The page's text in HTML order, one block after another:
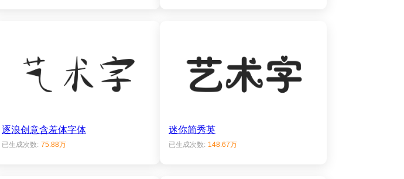
逐浪创意含羞体字体
已生成次数: 75.88万
迷你简秀英
已生成次数: 148.67万